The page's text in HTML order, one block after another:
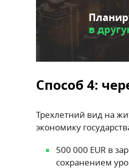
в
Способ 4:
Трехлетний вид на
экономику
500 000 EUR в
сохранением